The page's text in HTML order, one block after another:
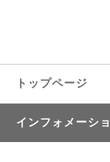
トップページ
インフォメーシ